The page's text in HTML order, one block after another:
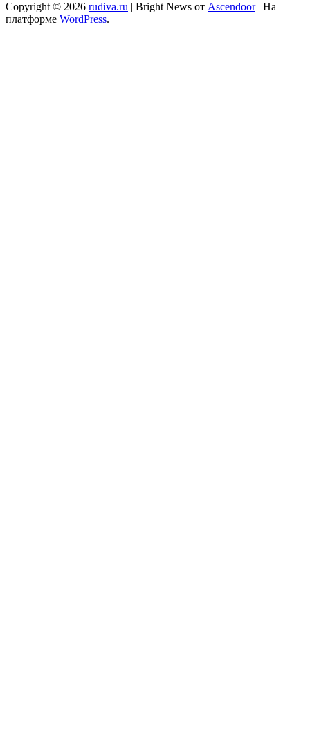
Copyright © 2026 rudiva.ru | Bright News от Ascendoor| На
платформе WordPress.